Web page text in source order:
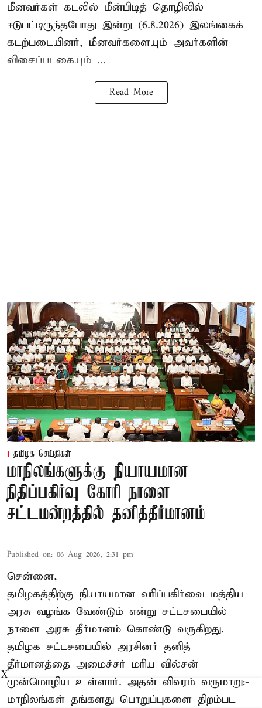
மீனவர்கள் கடலில் மீன்பிடித் தொழிலில்
ஈடுபட்டிருந்தபோது இன்று (6.8.2026) இலங்கைக்
கடற்படையினர், மீனவர்களையும் அவர்களின்
விசைப்படகையும் ...
Read More
தமிழக செய்திகள்
மாநிலங்களுக்கு நியாயமான
நிதிப்பகிர்வு கோரி நாளை
சட்டமன்றத்தில் தனித்தீர்மானம்
Published on: 06 Aug 2026, 2:31 pm
சென்னை,
தமிழகத்திற்கு நியாயமான வரிப்பகிர்வை மத்திய
அரசு வழங்க வேண்டும் என்று சட்டசபையில்
நாளை அரசு தீர்மானம் கொண்டு வருகிறது.
தமிழக சட்டசபையில் அரசினர் தனித்
தீர்மானத்தை அமைச்சர் மரிய வில்சன்
முன்மொழிய உள்ளார். அதன் விவரம் வருமாறு:-
மாநிலங்கள் தங்களது பொறுப்புகளை திறம்பட
X